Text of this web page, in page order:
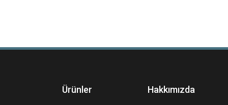
Ürünler Hakkımızda